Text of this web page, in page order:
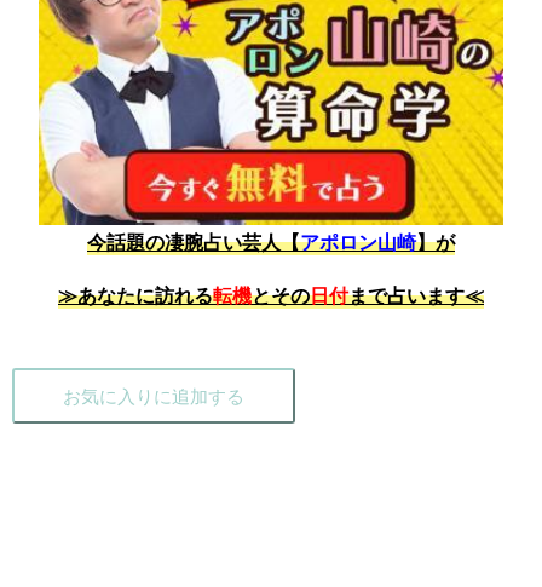
今話題の凄腕占い芸人【アポロン山崎】が
≫あなたに訪れる転機とその日付まで占います≪
お気に入りに追加する